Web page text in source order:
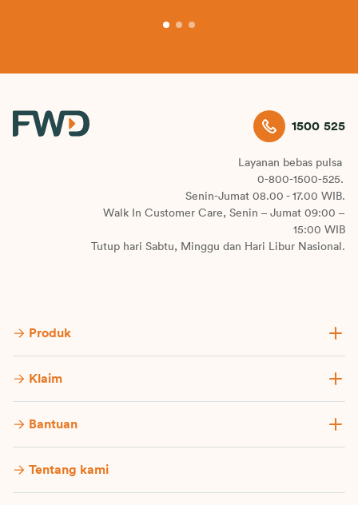
1500 525
Layanan bebas pulsa
0-800-1500-525.
Senin-Jumat 08.00 - 17.00 WIB.
Walk In Customer Care, Senin – Jumat 09:00 –
15:00 WIB
Tutup hari Sabtu, Minggu dan Hari Libur Nasional.
Produk
Klaim
Bantuan
Tentang kami